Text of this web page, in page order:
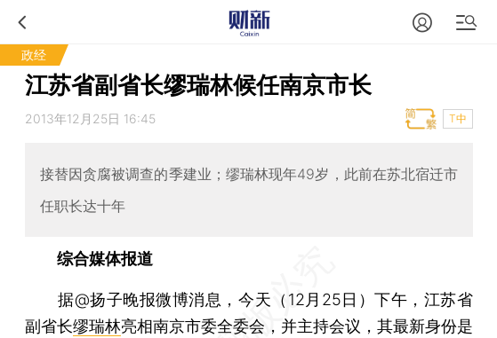
政经
江苏省副省长缪瑞林候任南京市长
2013年12月25日 16:45 T中
接替因贪腐被调查的季建业；缪瑞林现年49岁，此前在苏北宿迁市
任职长达十年
综合媒体报道
据@扬子晚报微博消息，今天（12月25日）下午，江苏省
副省长缪瑞林亮相南京市委全委会，并主持会议，其最新身份是